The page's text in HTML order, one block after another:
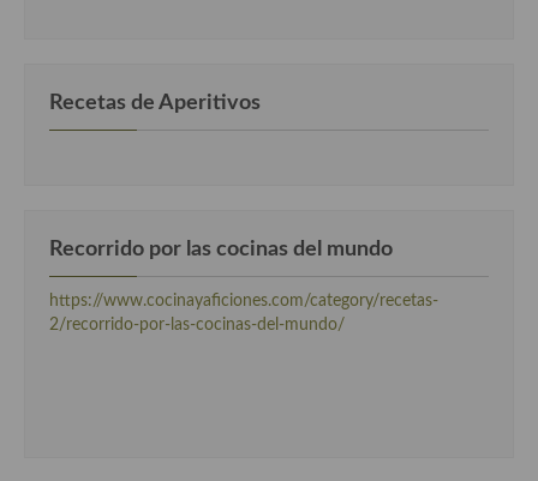
Cocina portuguesa
Cocina Suiza
Cocina Turca
Recetas de Aperitivos
Recorrido por las cocinas del mundo
https://www.cocinayaficiones.com/category/recetas-
2/recorrido-por-las-cocinas-del-mundo/